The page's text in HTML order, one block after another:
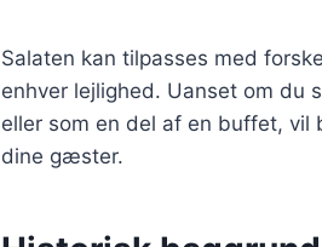
Salaten kan tilpasses med
enhver lejlighed. Uanset om du
eller som en del af en buffet, vil
dine gæster.